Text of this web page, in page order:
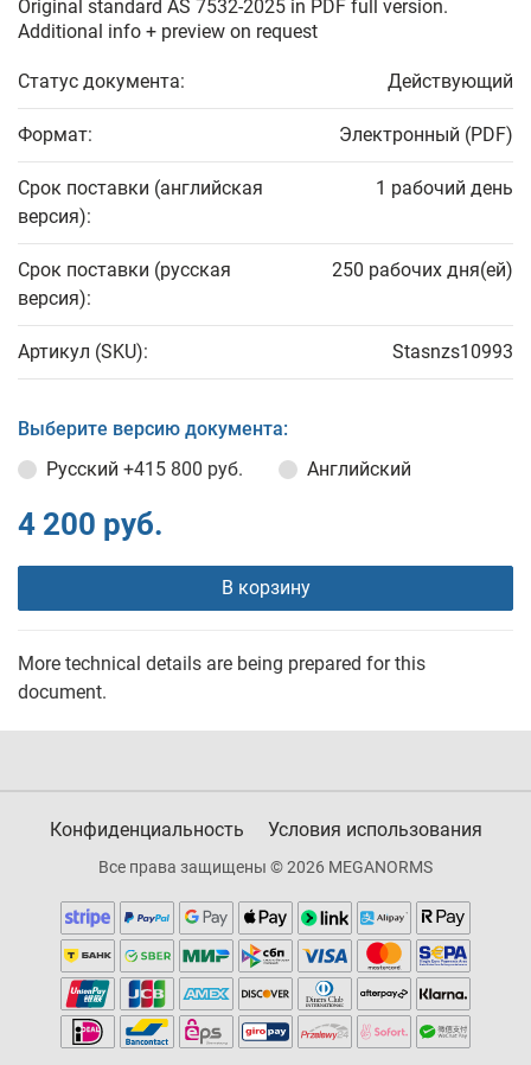
Original standard AS 7532-2025 in PDF full version.
Additional info + preview on request
Статус документа: Действующий
Формат: Электронный (PDF)
Срок поставки (английская
версия):
1 рабочий день
Срок поставки (русская
версия):
250 рабочих дня(ей)
Артикул (SKU): Stasnzs10993
Выберите версию документа:
Русский +415 800 руб. Английский
4 200 руб.
В корзину
More technical details are being prepared for this
document.
Конфиденциальность Условия использования
Все права защищены © 2026 MEGANORMS